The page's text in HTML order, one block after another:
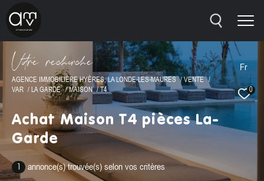
Fr
0
Vore recece
AGENCE IMMOBILIÈRE HYÈRES, LA LONDE-LES-MAURES
VENTE
VAR
LA GARDE MAISON T4
Achat Maison T4 pièces La-
Garde
1 annonce(s) trouvée(s) selon vos critères
Effectuer une recherche
ET TROUVER LE BIEN QUI CORRESPOND À VOS
CRITÈRES
Type
d'offre
Vente